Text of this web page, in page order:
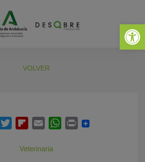
Abrir
VOLVER
Veterinaria